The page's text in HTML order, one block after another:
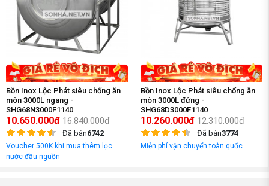
Bồn Inox Lộc Phát siêu chống ăn
mòn 3000L ngang -
SHG68N3000F1140
10.650.000đ 16.840.000đ
Đã bán6742
Voucher 500K khi mua thêm lọc
nước đầu nguồn
Bồn Inox Lộc Phát siêu chống ăn
mòn 3000L đứng -
SHG68D3000F1140
10.260.000đ 12.310.000đ
Đã bán3774
Miễn phí vận chuyển toàn quốc